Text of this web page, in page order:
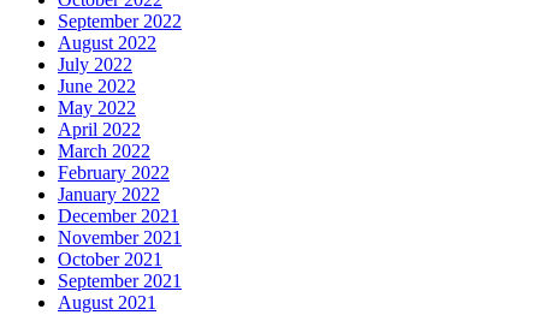
September 2022
August 2022
July 2022
June 2022
May 2022
April 2022
March 2022
February 2022
January 2022
December 2021
November 2021
October 2021
September 2021
August 2021